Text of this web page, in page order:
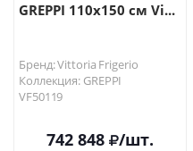
GREPPI 110х150 см Vi...
Бренд: Vittoria Frigerio
Коллекция: GREPPI
VF50119
742 848 /шт.